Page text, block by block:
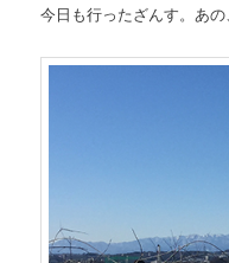
今日も行ったざんす。あの